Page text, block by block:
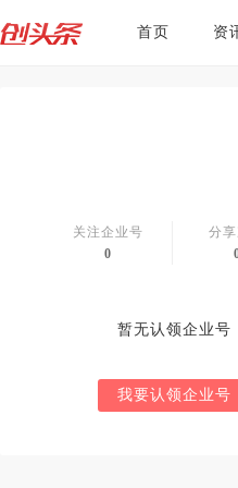
首页 资
关注企业号
0
分
暂无认领企业号
我要认领企业号